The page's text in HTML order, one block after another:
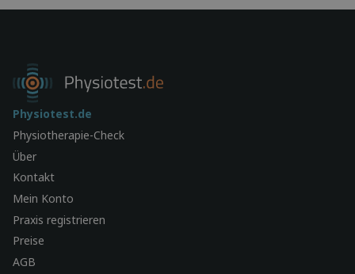
Physiotest.de
Physiotherapie-Check
Über
Kontakt
Mein Konto
Praxis registrieren
Preise
AGB